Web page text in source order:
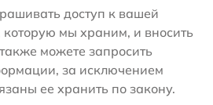
доступ к вашей
мы храним, и вносить
можете запросить
за исключением
ее хранить по закону.